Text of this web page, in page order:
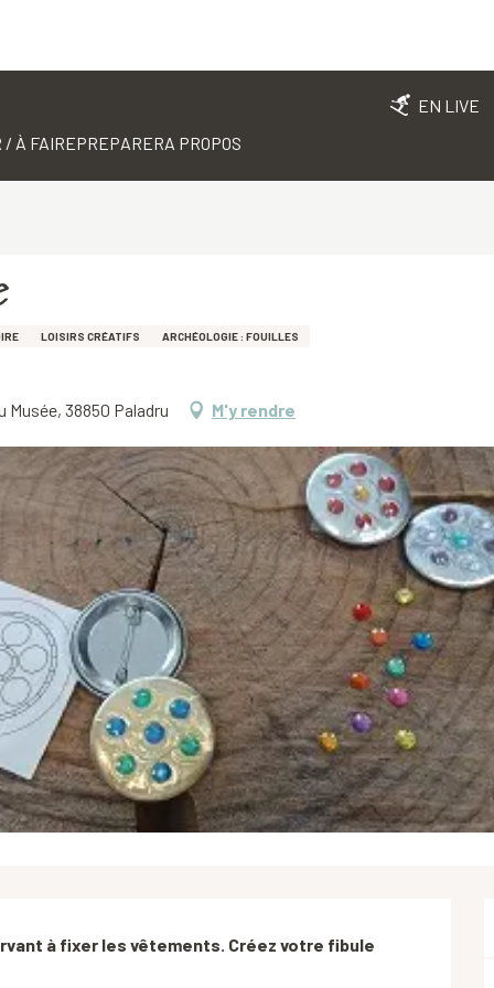
EN LIVE
/ À FAIREPREPARERA PROPOS
LOISIRS CRÉATIFS ARCHÉOLOGIE : FOUILLES
Musée, 38850 Paladru
M'y rendre
à fixer les vêtements. Créez votre fibule